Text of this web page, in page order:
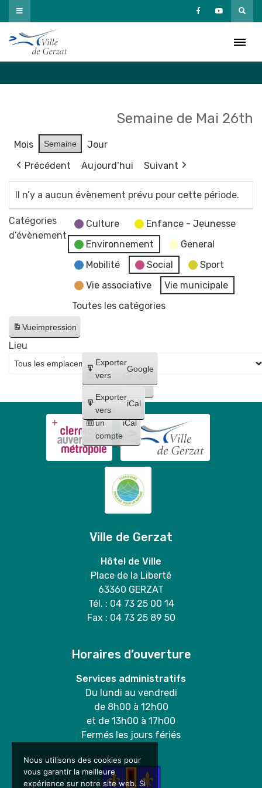
Passer
au
contenu
Semaine de Mai 26th
Mois Semaine
Jour
Précédent
Aujourd’hui Suivant
Il n’y a aucun évènement prévu pour cette période.
Catégories
d’évènement
Culture
Enfance - Jeunesse
Environnement
General
Mobilité
Social
Sport
Vie associative
Vie municipale
Toutes les catégories
Vueimpression
Créer
un
compte
Google
Créer
un
compte
iCal
Exporter
vers
Google
Exporter
vers
iCal
Lieu
Ville de Gerzat
Hôtel de Ville
Place de la Liberté
63360 GERZAT
Tél. : 04 73 25 00 14
Fax : 04 73 25 89 50
Horaires d’ouverture
Services administratifs
Du lundi au vendredi
de 8h00 à 12h00
et de 13h00 à 17h00
Fermés les jours fériés
Nous utilisons des cookies pour
vous garantir la meilleure
expérience sur notre site web. Si